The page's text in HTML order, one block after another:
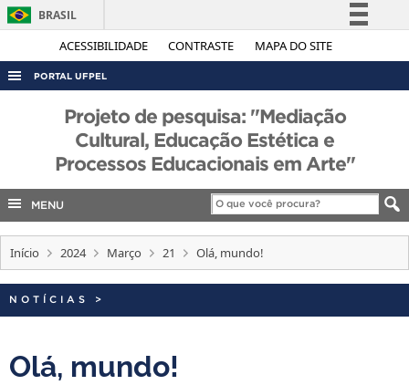
ACESSIBILIDADE CONTRASTE MAPA DO SITE
BRASIL
Simplifique!
Acesso à informação
Legislação
PORTAL UFPEL
ACESSO À INFORMAÇÃO
AUDITORIA
COBALTO
CONCURSOS
OUVIDORIA
TELEFONES
Projeto de pesquisa: "Mediação
Cultural, Educação Estética e
Processos Educacionais em Arte"
MENU
Início 2024 Março 21 Olá, mundo!
NOTÍCIAS >
Olá, mundo!